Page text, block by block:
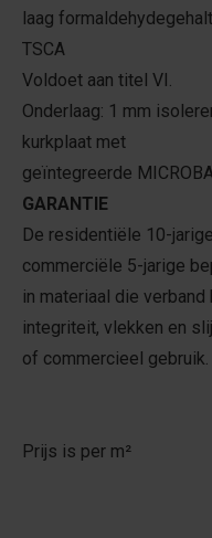
laag
TSCA
Voldoet aan titel VI.
Onderlaag: 1 mm
kurkplaat met
geïntegreerde
GARANTIE
De residentiële 10-
commerciële 5-jarige
in materiaal die
integriteit, vlekken en
of commercieel gebruik.
Prijs is per m²